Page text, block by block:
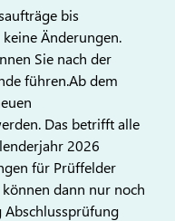
bis
Änderungen.
Sie nach der
führen.Ab dem
Das betrifft alle
2026
für Prüffelder
dann nur noch
Abschlussprüfung